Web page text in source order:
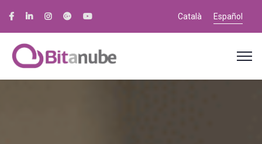
Català Español